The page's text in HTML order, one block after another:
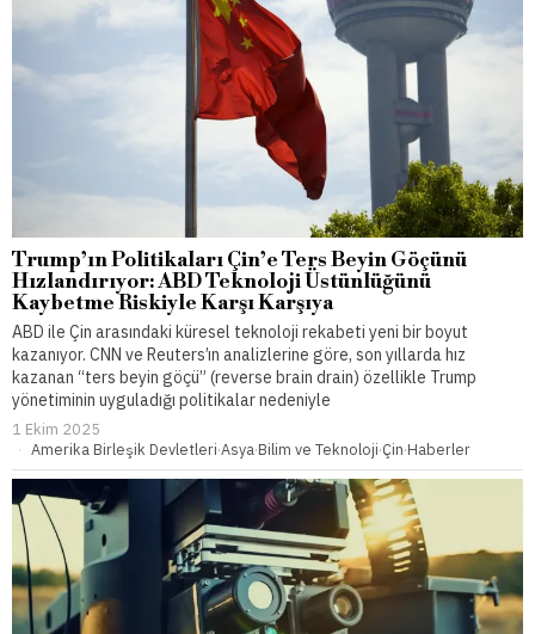
Trump’ın Politikaları Çin’e Ters Beyin Göçünü
Hızlandırıyor: ABD Teknoloji Üstünlüğünü
Kaybetme Riskiyle Karşı Karşıya
ABD ile Çin arasındaki küresel teknoloji rekabeti yeni bir boyut
kazanıyor. CNN ve Reuters’ın analizlerine göre, son yıllarda hız
kazanan “ters beyin göçü” (reverse brain drain) özellikle Trump
yönetiminin uyguladığı politikalar nedeniyle
1 Ekim 2025
Amerika Birleşik Devletleri·Asya·Bilim ve Teknoloji·Çin·Haberler